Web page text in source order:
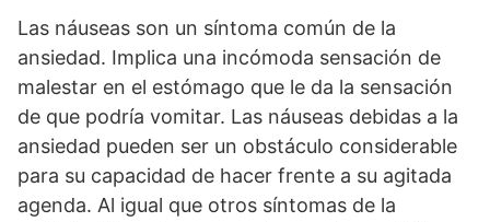
Las náuseas son un síntoma común de la
ansiedad. Implica una incómoda sensación de
malestar en el estómago que le da la sensación
de que podría vomitar. Las náuseas debidas a la
ansiedad pueden ser un obstáculo considerable
para su capacidad de hacer frente a su agitada
agenda. Al igual que otros síntomas de la